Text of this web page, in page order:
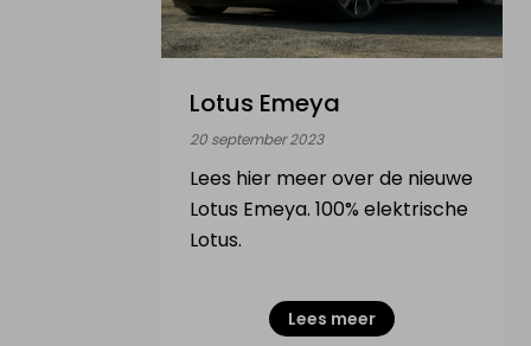
VERKOOP ELEKTRISCH
VOERTUIG
Mijn elektrische wagen
Mijn elektrische moto
Lotus Emeya
20 september 2023
Lees hier meer over de nieuwe
Lotus Emeya. 100% elektrische
Lotus.
Lees meer